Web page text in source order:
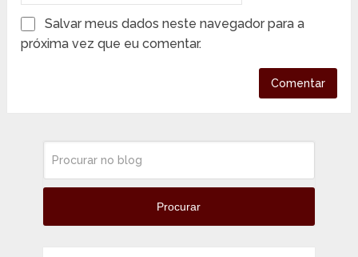
Salvar meus dados neste navegador para a
próxima vez que eu comentar.
Procurar